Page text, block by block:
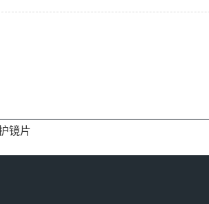
镜片